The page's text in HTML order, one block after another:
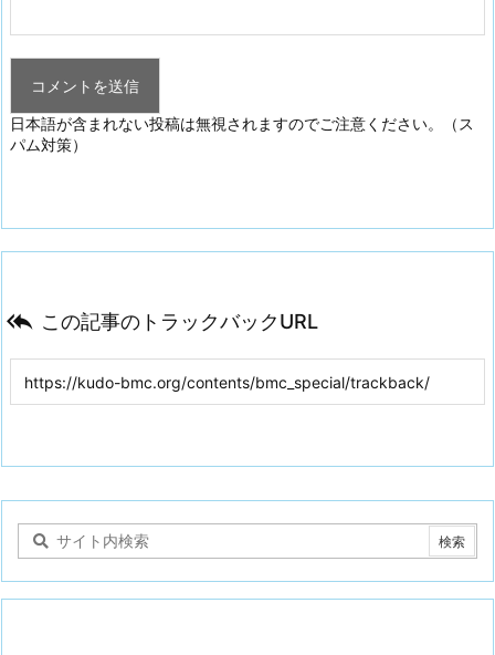
日本語が含まれない投稿は無視されますのでご注意ください。（ス
パム対策）
 この記事のトラックバックURL